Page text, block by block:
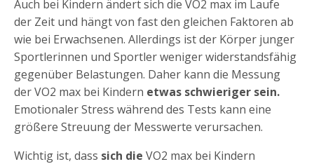
Auch bei Kindern ändert sich die VO2 max im Laufe
der Zeit und hängt von fast den gleichen Faktoren ab
wie bei Erwachsenen. Allerdings ist der Körper junger
Sportlerinnen und Sportler weniger widerstandsfähig
gegenüber Belastungen. Daher kann die Messung
der VO2 max bei Kindern etwas schwieriger sein.
Emotionaler Stress während des Tests kann eine
größere Streuung der Messwerte verursachen.
Wichtig ist, dass sich die VO2 max bei Kindern